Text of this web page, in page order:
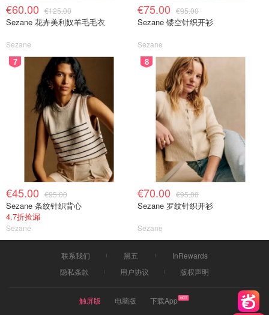
€60.00 €125.00
Sezane 花卉美利奴羊毛毛衣
Sezane
€75.00 €95.00
Sezane 镂空针织开衫
Sezane
7
€45.00 €95.00
Sezane 条纹针织背心
4.7折捡漏
Sezane
8
€70.00 €95.00
Sezane 罗纹针织开衫
Sezane
联系我们 黑五
InRewards
隐私条款
用户协议 版权声明
触屏版 电脑版
下载App